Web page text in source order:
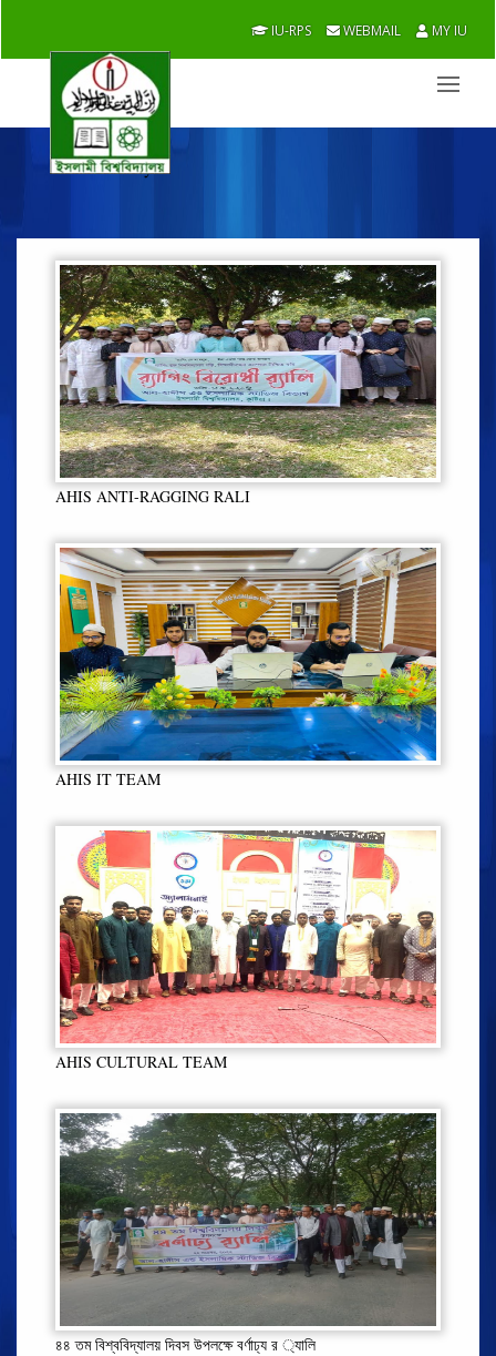
IU-RPS WEBMAIL MY IU
Photo Gallery
AHIS ANTI-RAGGING RALI
AHIS IT TEAM
AHIS CULTURAL TEAM
৪৪ তম বিশ্ববিদ্যালয় দিবস উপলক্ষে বর্ণাঢ্য র ্যালি